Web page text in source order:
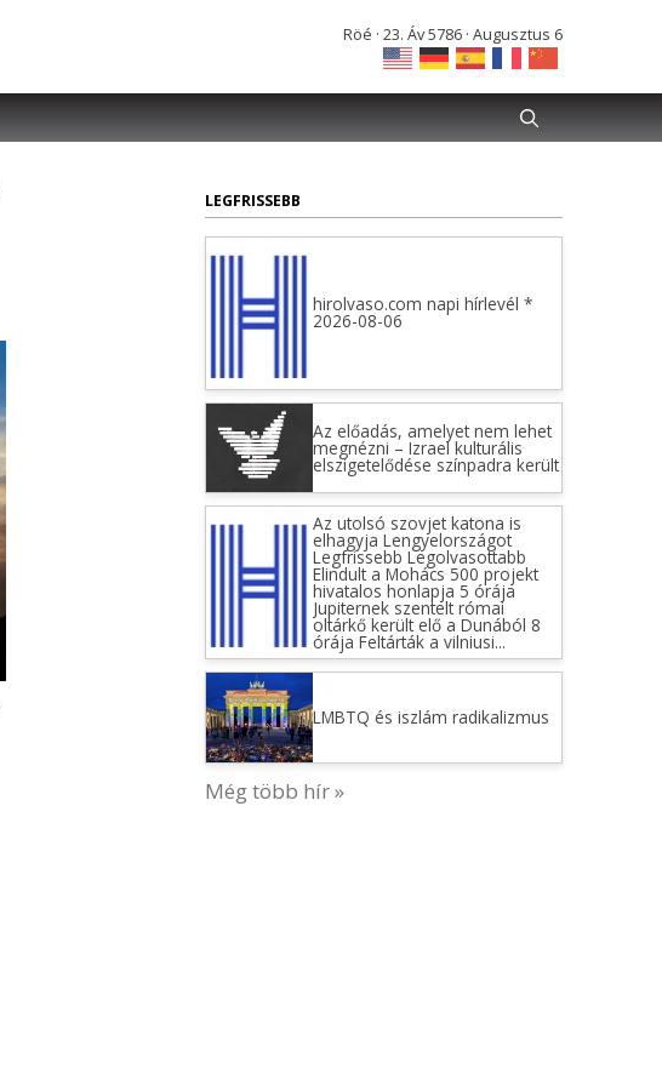
Röé · 23. Áv 5786 · Augusztus 6
LEGFRISSEBB
hirolvaso.com napi hírlevél *
2026-08-06
elszigetelődése színpadra került
elhagyja Lengyelországot
Legfrissebb Legolvasottabb
Elindult a Mohács 500 projekt
órája Feltárták a vilniusi...
LMBTQ és iszlám radikalizmus
Ennyit a Béketanács nagy
tervéről? Izrael egyértelmű
nemet mondott – Az egész alku
borulhat
Mankótörő Pöstyén | hírek.sk
Tízezrével jöhetnek a
menekültek megint, csak ezúttal
nem Törökország felől
Még több hír »